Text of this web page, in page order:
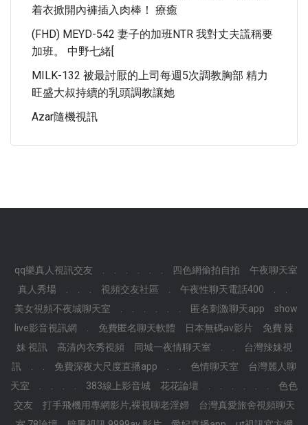
着衣掀開內褲插入肉棒！ 療癒
(FHD) MEYD-542 妻子的加班NTR 我對丈夫謊稱要
加班。 中野七緒[
MILK-132 被最討厭的上司每週5次調教胸部 精力
旺盛大叔持續的乳頭調教讓她
Azar隨機視訊
qq樂真人視訊交友 四色網偷拍自拍
午夜聊天室
真人秀場
視頻交友社區 午夜性聊天電話400
美女視頻不夜城聊天室
匿名刺激聊天app
show
live影音視訊網
免費匿名聊天軟體 日本無碼av影片
免費 辣
妹 視訊
高清內衣秀視頻 同城一夜情聊天室
台灣辣妹視
訊
免費深夜大尺度直播app 色情聊天室
台灣麗人聊
天室
383線上影音城 花花論壇
色色
交友
打手飛機用專網影片,裸視聊老淫婦
台灣真愛旅舍視頻聊天